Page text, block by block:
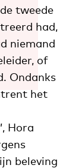
tweede
had,
niemand
of
Ondanks
het
Hora
beleving